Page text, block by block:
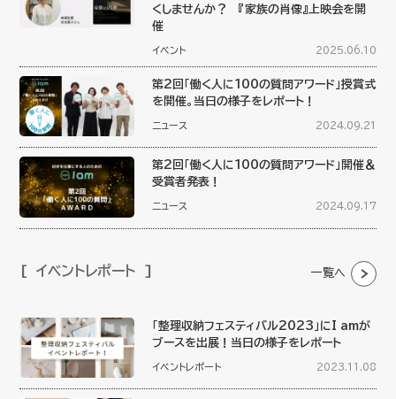
くしませんか？ 『家族の肖像』上映会を開
催
イベント 2025.06.10
第2回「働く人に100の質問アワード」授賞式
を開催。当日の様子をレポート！
ニュース 2024.09.21
第2回「働く人に100の質問アワード」開催＆
受賞者発表！
ニュース 2024.09.17
イベントレポート 一覧へ
「整理収納フェスティバル2023」にI amが
ブースを出展！当日の様子をレポート
イベントレポート 2023.11.08